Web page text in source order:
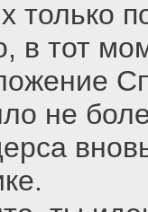
только
в тот
не